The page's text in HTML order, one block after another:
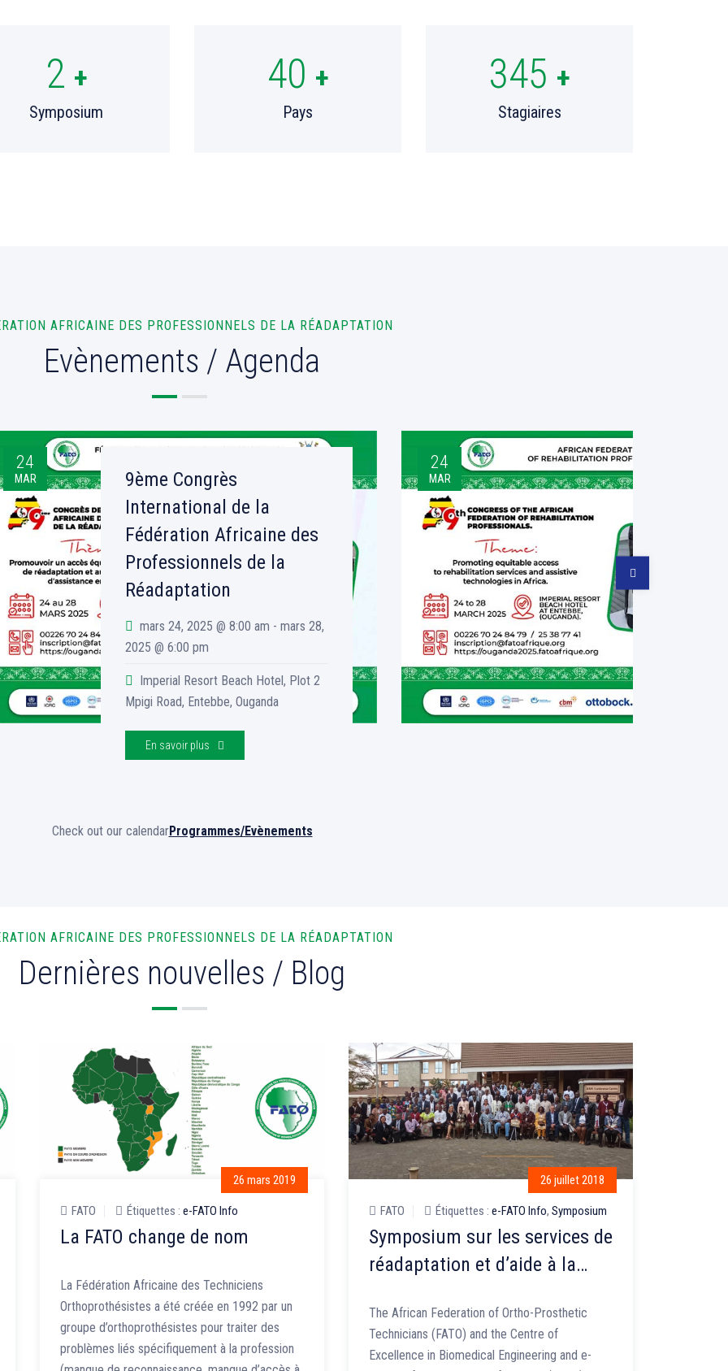
2 +
Symposium
40 +
Pays
350 +
Stagiaires
AFRICAINE DES PROFESSIONNELS DE LA RÉADAPTATION
Evènements / Agenda
24
MAR
9ème Congrès
International de la
Fédération Africaine des
Professionnels de la
Réadaptation
mars 24, 2025 @ 8:00 am - mars 28,
2025 @ 6:00 pm
Imperial Resort Beach Hotel, Plot 2
Mpigi Road, Entebbe, Ouganda
En savoir plus
24
MAR
Check out our calendarProgrammes/Evènements
AFRICAINE DES PROFESSIONNELS DE LA RÉADAPTATION
Dernières nouvelles / Blog
26 mars 2019
FATO Étiquettes : e-FATO Info
La FATO change de nom
La Fédération Africaine des Techniciens
Orthoprothésistes a été créée en 1992 par un
groupe d’orthoprothésistes pour traiter des
problèmes liés spécifiquement à la profession
26 juillet 2018
FATO Étiquettes : e-FATO Info, Symposium
Symposium sur les services de
réadaptation et d’aide à la
The African Federation of Ortho-Prosthetic
Technicians (FATO) and the Centre of
Excellence in Biomedical Engineering and e-